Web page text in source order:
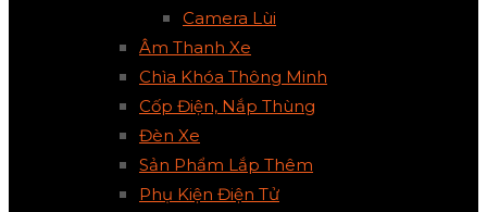
Camera Lùi
Âm Thanh Xe
Chìa Khóa Thông Minh
Cốp Điện, Nắp Thùng
Đèn Xe
Sản Phẩm Lắp Thêm
Phụ Kiện Điện Tử